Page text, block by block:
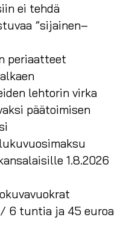
ei tehdä
”sijainen–
periaatteet
lehtorin virka
päätoimisen
1.8.2026
6 tuntia ja 45 euroa